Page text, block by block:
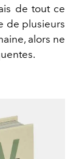
de tout ce
de plusieurs
alors ne